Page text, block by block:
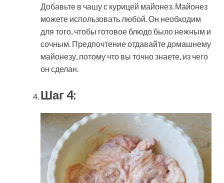
Добавьте в чашу с курицей майонез. Майонез
можете использовать любой. Он необходим
для того, чтобы готовое блюдо было нежным и
сочным. Предпочтение отдавайте домашнему
майонезу, потому что вы точно знаете, из чего
он сделан.
Шаг 4: